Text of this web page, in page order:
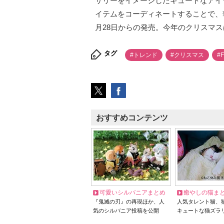
イテムをコーディネートすることで
月28日からの発売。今年のクリスマ
タグ #トレンド #クリスマス
おすすめコンテンツ
可愛いシルバニアまとめ
『鬼滅の刃』の再現ほか、人
気のシルバニア投稿を公開
癒やしの猫ま
人気タレント猫
キュートな猫ズラ